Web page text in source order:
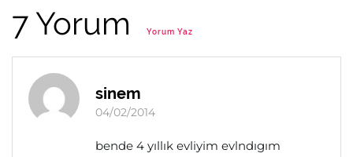
7 Yorum Yorum Yaz
sinem
04/02/2014
bende 4 yıllık evliyim evlndıgım